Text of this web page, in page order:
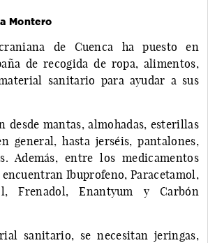
Montero
de Cuenca ha puesto en
de recogida de ropa, alimentos,
sanitario para ayudar a sus
desde mantas, almohadas, esterillas
general, hasta jerséis, pantalones,
Además, entre los medicamentos
Ibuprofeno, Paracetamol,
Frenadol, Enantyum y Carbón
sanitario, se necesitan jeringas,